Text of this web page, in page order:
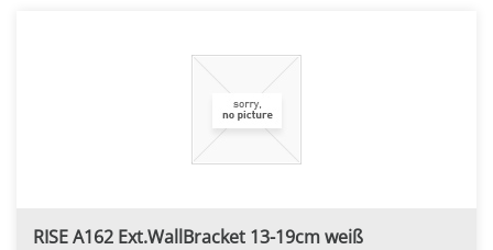
RISE A162 Ext.WallBracket 13-19cm weiß